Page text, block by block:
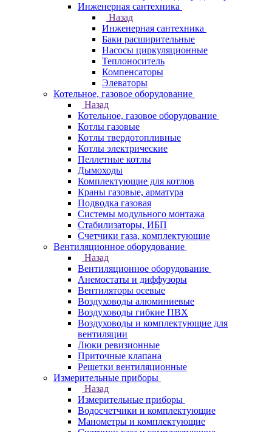
Инженерная сантехника
Назад
Инженерная сантехника
Баки расширительные
Насосы циркуляционные
Теплоноситель
Компенсаторы
Элеваторы
Котельное, газовое оборудование
Назад
Котельное, газовое оборудование
Котлы газовые
Котлы твердотопливные
Котлы электрические
Пеллетные котлы
Дымоходы
Комплектующие для котлов
Краны газовые, арматура
Подводка газовая
Системы модульного монтажа
Стабилизаторы, ИБП
Счетчики газа, комплектующие
Вентиляционное оборудование
Назад
Вентиляционное оборудование
Анемостаты и диффузоры
Вентиляторы осевые
Воздуховоды алюминиевые
Воздуховоды гибкие ПВХ
Воздуховоды и комплектующие для
вентиляции
Люки ревизионные
Приточные клапана
Решетки вентиляционные
Измерительные приборы
Назад
Измерительные приборы
Водосчетчики и комплектующие
Манометры и комплектующие